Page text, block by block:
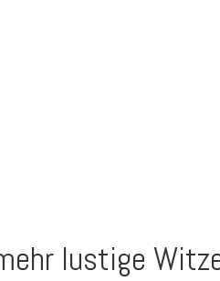
lustige